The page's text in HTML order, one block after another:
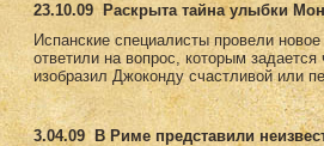
23.10.09
Раскрыта тайна улыбки
Испанские специалисты провели
ответили на вопрос, которым
изобразил Джоконду счастливой или
3.04.09 В Риме представили